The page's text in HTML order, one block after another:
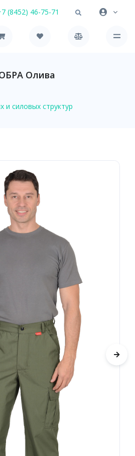
(8452) 46-75-71
Олива
и силовых структур